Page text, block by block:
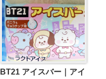
BT21 アイスバー｜アイ